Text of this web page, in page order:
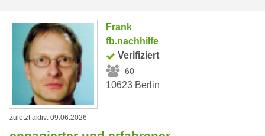
Frank
fb.nachhilfe
Verifiziert
60
10623 Berlin
zuletzt aktiv: 09.06.2026